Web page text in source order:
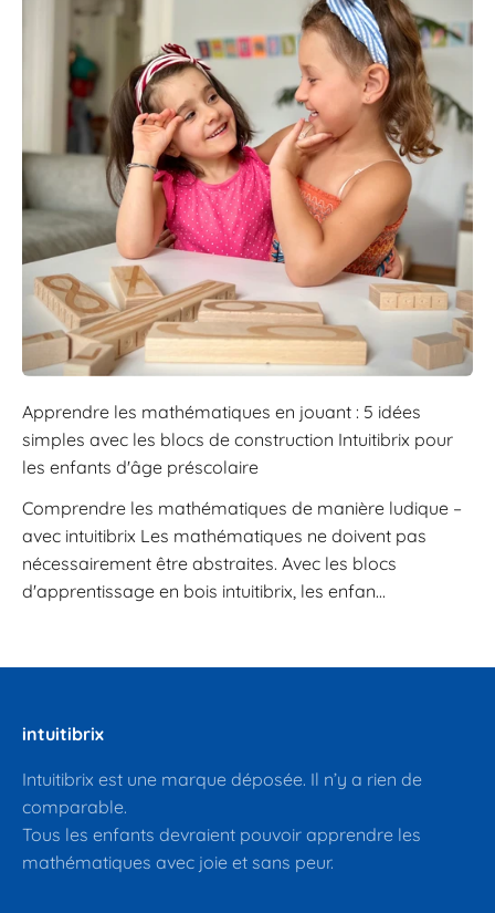
Apprendre les mathématiques en jouant : 5 idées
simples avec les blocs de construction Intuitibrix pour
les enfants d'âge préscolaire
Comprendre les mathématiques de manière ludique –
avec intuitibrix Les mathématiques ne doivent pas
nécessairement être abstraites. Avec les blocs
d'apprentissage en bois intuitibrix, les enfan...
intuitibrix
Intuitibrix est une marque déposée. Il n’y a rien de
comparable.
Tous les enfants devraient pouvoir apprendre les
mathématiques avec joie et sans peur.